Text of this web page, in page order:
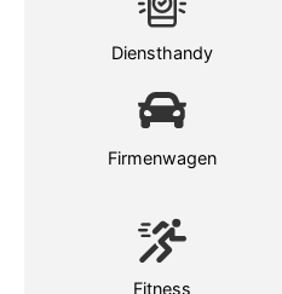
Diensthandy
Firmenwagen
Fitness